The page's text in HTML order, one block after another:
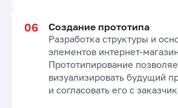
Создание прототипа
Разработка структуры и
элементов интернет-
Прототипирование
визуализировать будущий
и согласовать его с